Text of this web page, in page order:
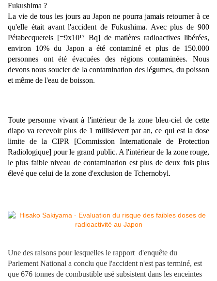
Fukushima ?
La vie de tous les jours au Japon ne pourra jamais retourner à ce
qu'elle était avant l'accident de Fukushima. Avec plus de 900
Pétabecquerels [=9x10¹⁷ Bq] de matières radioactives libérées,
environ 10% du Japon a été contaminé et plus de 150.000
personnes ont été évacuées des régions contaminées. Nous
devons nous soucier de la contamination des légumes, du poisson
et même de l'eau de boisson.
Toute personne vivant à l'intérieur de la zone bleu-ciel de cette
diapo va recevoir plus de 1 millisievert par an, ce qui est la dose
limite de la CIPR [Commission Internationale de Protection
Radiologique] pour le grand public. A l'intérieur de la zone rouge,
le plus faible niveau de contamination est plus de deux fois plus
élevé que celui de la zone d'exclusion de Tchernobyl.
Une des raisons pour lesquelles le rapport d'enquête du
Parlement National a conclu que l'accident n'est pas terminé, est
que 676 tonnes de combustible usé subsistent dans les enceintes